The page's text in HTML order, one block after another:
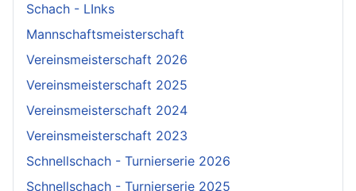
Schach - LInks
Mannschaftsmeisterschaft
Vereinsmeisterschaft 2026
Vereinsmeisterschaft 2025
Vereinsmeisterschaft 2024
Vereinsmeisterschaft 2023
Schnellschach - Turnierserie 2026
Schnellschach - Turnierserie 2025